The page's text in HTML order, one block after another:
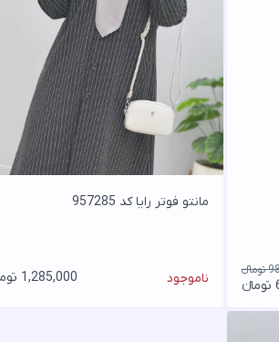
مانتو فوتر رایا کد 957285
ناموجود 1,285,000 تومانء